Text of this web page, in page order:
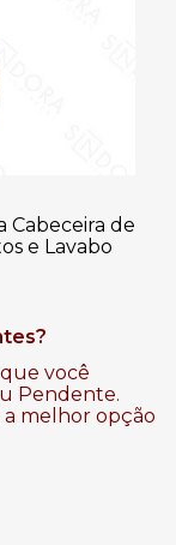
Cabeceira de
e Lavabo
você
Pendente.
melhor opção